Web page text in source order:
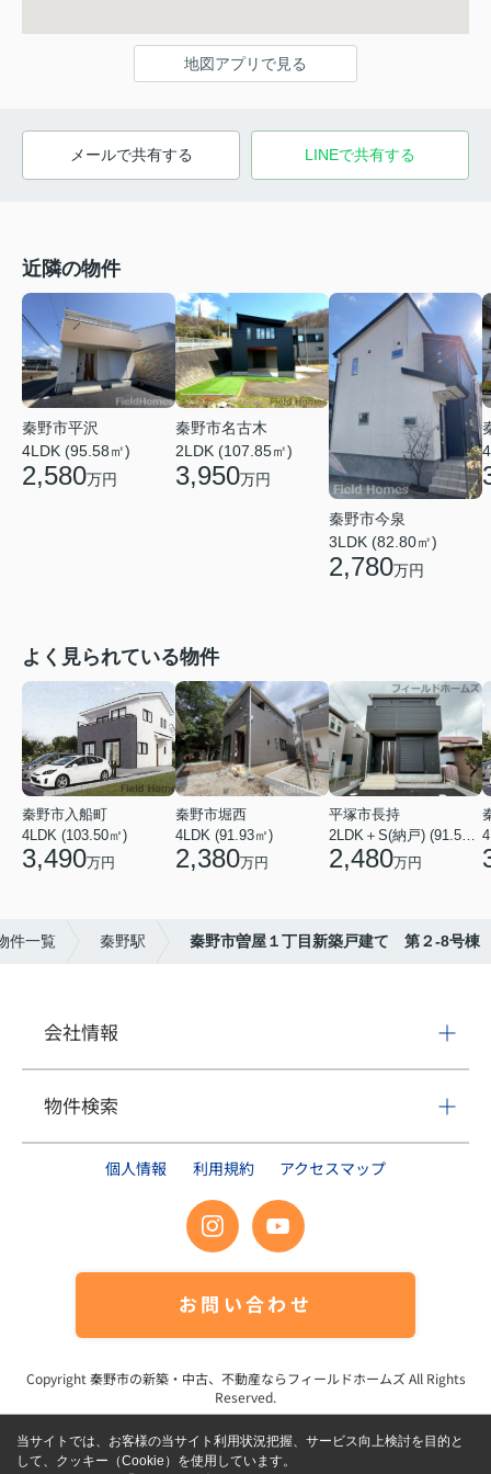
地図アプリで見る
メールで共有する LINEで共有する
近隣の物件
秦野市平沢
4LDK (95.58㎡)
2,580万円
秦野市名古木
2LDK (107.85㎡)
3,950万円
秦野市今泉
3LDK (82.80㎡)
2,780万円
よく見られている物件
秦野市入船町
4LDK (103.50㎡)
3,490万円
秦野市堀西
4LDK (91.93㎡)
2,380万円
平塚市長持
2LDK＋S(納戸) (91.52㎡)
2,480万円
件一覧 秦野駅 秦野市曽屋１丁目新築戸建て 第２-8号棟
会社情報
物件検索
個人情報 利用規約 アクセスマップ
お問い合わせ
Copyright 秦野市の新築・中古、不動産ならフィールドホームズAll Rights
Reserved.
当サイトでは、お客様の当サイト利用状況把握、サービス向上検討を目的と
して、クッキー（Cookie）を使用しています。